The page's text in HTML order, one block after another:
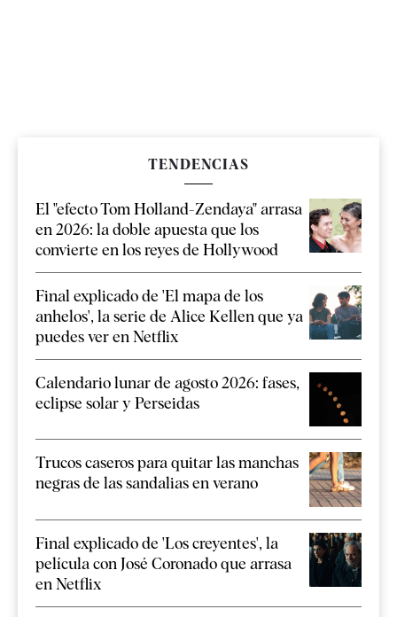
TENDENCIAS
El "efecto Tom Holland-Zendaya" arrasa
en 2026: la doble apuesta que los
convierte en los reyes de Hollywood
Final explicado de 'El mapa de los
anhelos', la serie de Alice Kellen que ya
puedes ver en Netflix
Calendario lunar de agosto 2026: fases,
eclipse solar y Perseidas
Trucos caseros para quitar las manchas
negras de las sandalias en verano
Final explicado de 'Los creyentes', la
película con José Coronado que arrasa
en Netflix